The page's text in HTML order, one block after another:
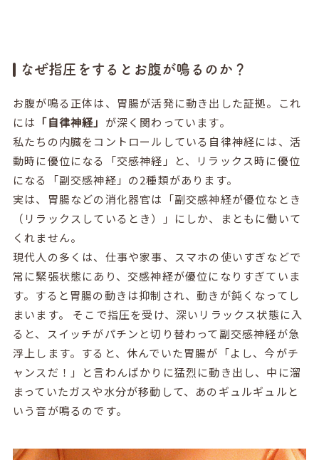
なぜ指圧をするとお腹が鳴るのか？
お腹が鳴る正体は、胃腸が活発に動き出した証拠。これ
には 「自律神経」 が深く関わっています。
私たちの内臓をコントロールしている自律神経には、活
動時に優位になる「交感神経」と、リラックス時に優位
になる「副交感神経」の2種類があります。
実は、胃腸などの消化器官は「副交感神経が優位なとき
（リラックスしているとき）」にしか、まともに働いて
くれません。
現代人の多くは、仕事や家事、スマホの使いすぎなどで
常に緊張状態にあり、交感神経が優位になりすぎていま
す。すると胃腸の動きは抑制され、動きが鈍くなってし
まいます。 そこで指圧を受け、深いリラックス状態に入
ると、スイッチがパチンと切り替わって副交感神経が急
浮上します。すると、休んでいた胃腸が「よし、今がチ
ャンスだ！」と言わんばかりに猛烈に動き出し、中に溜
まっていたガスや水分が移動して、あのギュルギュルと
いう音が鳴るのです。